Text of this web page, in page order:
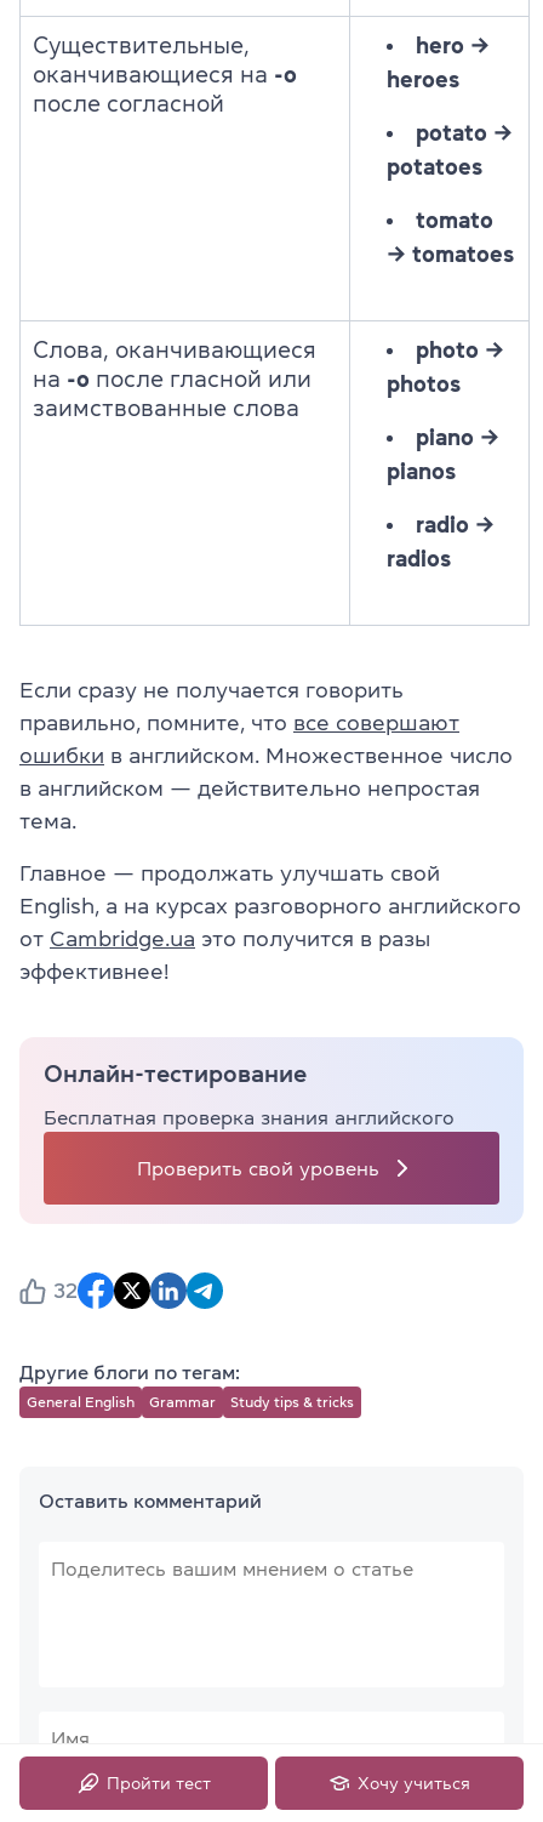
Существительные,
оканчивающиеся на -o
после согласной
hero →
heroes
potato →
potatoes
tomato
→ tomatoes
Слова, оканчивающиеся
на -o после гласной или
заимствованные слова
photo →
photos
piano →
pianos
radio →
radios
Если сразу не получается говорить
правильно, помните, что все совершают
ошибки в английском. Множественное число
в английском — действительно непростая
тема.
Главное — продолжать улучшать свой
English, а на курсах разговорного английского
от Cambridge.ua это получится в разы
эффективнее!
Онлайн-тестирование
Бесплатная проверка знания английского
Проверить свой уровень
32
Другие блоги по тегам:
General English Grammar Study tips & tricks
Оставить комментарий
Пройти тест Хочу учиться